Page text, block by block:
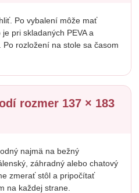
Po vybalení môže mať
pri skladaných PEVA a
rozložení na stole sa časom
rozmer 137 × 183
najmä na bežný
záhradný alebo chatový
zmerať stôl a pripočítať
na každej strane.